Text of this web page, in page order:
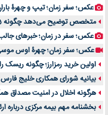
عکس؛ سفر زمان؛ تیپ و چهرۀ
متخصص توضیح می‌دهد چگونه 5 الکترولیت ضروری را از غذاهای طبیعی دریافت کنید
عکس؛ سفر در زمان؛ خبرهای جالب رمضان 45 سال قبل کشور را
عکس؛ سفر زمان؛ چهرۀ اوس موسی
اولین خرید رمزارز؛ چگونه ریسک
بیانیه شورای همکاری خلیج فارس
هرگونه اخلال در امنیت
بخشنامه مهم بیمه مرکزی